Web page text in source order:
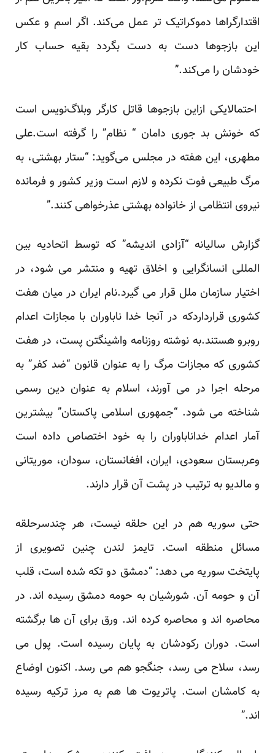
اقتدارگراها دموکراتیک‌ تر عمل می‌کند. اگر اسم و عکس
این بازجوها دست به دست بگردد بقیه حساب کار
خودشان را می‌کند.”
احتمالایکی ازاین بازجوها قاتل کارگر وبلاگ‌نویس است
که خونش بد جوری دامان “ نظام” را گرفته است.علی
مطهری، این هفته در مجلس می‌گوید: “ستار بهشتی، به
مرگ طبیعی فوت نکرده و لازم است وزیر کشور و فرمانده
نیروی انتظامی از خانواده بهشتی عذرخواهی کنند.”
گزارش سالیانه “آزادی اندیشه” که توسط اتحادیه بین
المللی انسانگرایی و اخلاق تهیه و منتشر می شود، در
اختیار سازمان ملل قرار می گیرد.نام ایران در میان هفت
کشوری قرارداردکه در آنجا خدا ناباوران با مجازات اعدام
روبرو هستند.به نوشته روزنامه واشینگتن پست، در هفت
کشوری که مجازات مرگ را به عنوان قانون “ضد کفر” به
مرحله اجرا در می آورند، اسلام به عنوان دین رسمی
شناخته می شود. “جمهوری اسلامی پاکستان” بیشترین
آمار اعدام خداناباوران را به خود اختصاص داده است
وعربستان سعودی، ایران، افغانستان، سودان، موریتانی
و مالدیو به ترتیب در پشت آن قرار دارند.
حتی سوریه هم در این حلقه نیست، هر چندسرحلقه
مسائل منطقه است. تایمز لندن چنین تصویری از
پایتخت سوریه می دهد: “دمشق دو تکه شده است، قلب
آن و حومه آن. شورشیان به حومه دمشق رسیده اند. در
محاصره اند و محاصره کرده اند. ورق برای آن ها برگشته
است. دوران رکودشان به پایان رسیده است. پول می
رسد، سلاح می رسد، جنگجو هم می رسد. اکنون اوضاع
به کامشان است. پاتریوت ها هم به مرز ترکیه رسیده
اند.”